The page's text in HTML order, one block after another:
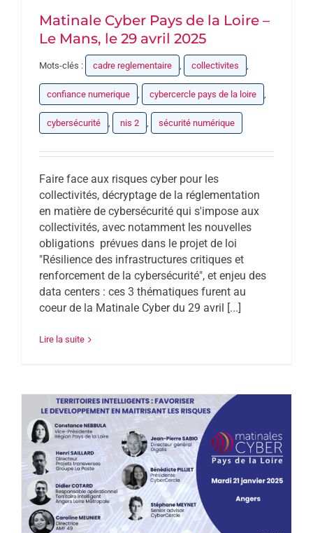
Matinale Cyber Pays de la Loire –
Le Mans, le 29 avril 2025
Mots-clés : cadre reglementaire , collectivites ,
confiance numerique , cybercercle pays de la loire ,
cybersécurité , nis 2 , sécurité numérique
Faire face aux risques cyber pour les
collectivités, décryptage de la réglementation
en matière de cybersécurité qui s'impose aux
collectivités, avec notamment les nouvelles
obligations prévues dans le projet de loi
"Résilience des infrastructures critiques et
renforcement de la cybersécurité", et enjeu des
data centers : ces 3 thématiques furent au
coeur de la Matinale Cyber du 29 avril [...]
Lire la suite